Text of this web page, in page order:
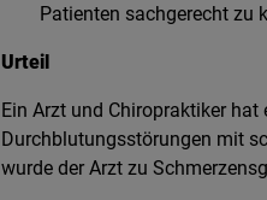
Patienten sachgerecht zu
Urteil
Ein Arzt und Chiropraktiker
Durchblutungsstörungen mit
wurde der Arzt zu